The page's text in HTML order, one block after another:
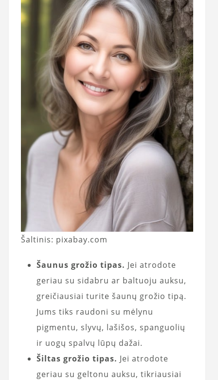
Šaltinis: pixabay.com
Šaunus grožio tipas. Jei atrodote
geriau su sidabru ar baltuoju auksu,
greičiausiai turite šaunų grožio tipą.
Jums tiks raudoni su mėlynu
pigmentu, slyvų, lašišos, spanguolių
ir uogų spalvų lūpų dažai.
Šiltas grožio tipas. Jei atrodote
geriau su geltonu auksu, tikriausiai